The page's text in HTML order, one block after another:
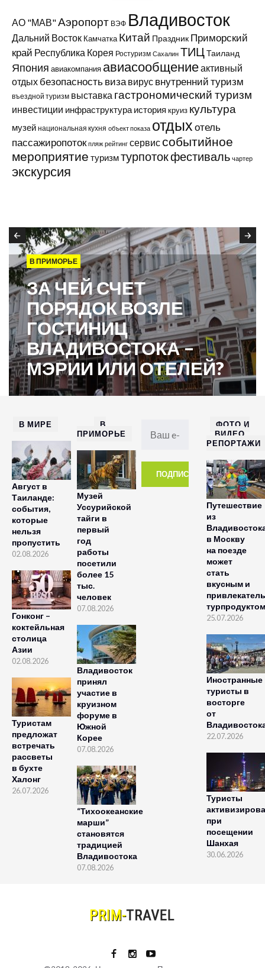
АО "МАВ"Аэропорт ВЭФ Владивосток
Дальний Восток Камчатка Китай Праздник Приморский
край Республика Корея Ростуризм Сахалин ТИЦТаиланд
Япония авиакомпания авиасообщениеактивный
отдых безопасность виза вирус внутренний туризм
въездной туризм выставка гастрономический туризм
инвестиции инфраструктура история круиз культура
музей национальная кухня объект показа отдыхотель
пассажиропоток пляж рейтинг сервис событийное
мероприятие туризмтурпотокфестиваль чартер
экскурсия
В ПРИМОРЬЕ
ЗА ЧЕЙ СЧЕТ
ПОРЯДОК ВОЗЛЕ
ГОСТИНИЦ
ВЛАДИВОСТОКА –
МЭРИИ ИЛИ ОТЕЛЕЙ?
В МИРЕ
Август в
Таиланде:
события,
которые
нельзя
пропустить
02.08.2026
Гонконг –
коктейльная
столица
Азии
02.08.2026
Туристам
предложат
встречать
рассветы
в бухте
Халонг
26.07.2026
В
ПРИМОРЬЕ
Музей
Уссурийской
тайги в
первый
год
работы
посетили
более 15
тыс.
человек
07.08.2026
Владивосток
принял
участие в
круизном
форуме в
Южной
Корее
07.08.2026
“Тихоокеанские
марши”
становятся
традицией
Владивостока
07.08.2026
ФОТО И
ВИДЕО
РЕПОРТАЖИ
Путешествие
из
в Москву
на поезде
может
стать
вкусным и
турпродуктом
25.07.2026
Иностранные
туристы в
восторге
от
22.07.2026
Туристы
при
посещении
Шанхая
30.06.2026